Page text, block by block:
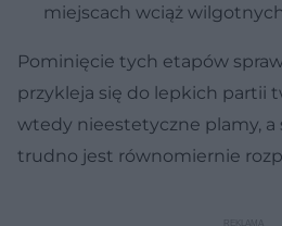
miejscach wciąż
Pominięcie tych etapów
przykleja się do lepkich partii
wtedy nieestetyczne plamy,
trudno jest równomiernie